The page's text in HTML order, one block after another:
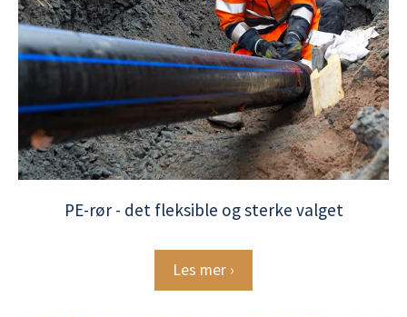
PE-rør - det fleksible og sterke valget
Les mer ›